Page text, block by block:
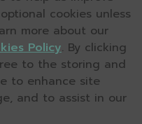
cookies unless
more about our
Policy. By clicking
to the storing and
to enhance site
and to assist in our